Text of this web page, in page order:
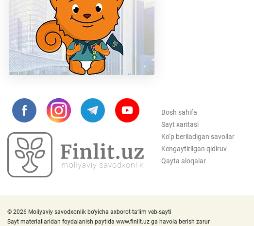
Bosh sahifa
Sayt xaritasi
Ko‘p beriladigan savollar
Kengaytirilgan qidiruv
Qayta aloqalar
© 2026 Moliyaviy savodxonlik bo‘yicha axborot-ta’lim veb-sayti
Sayt materiallaridan foydalanish paytida www.finlit.uz ga havola berish zarur